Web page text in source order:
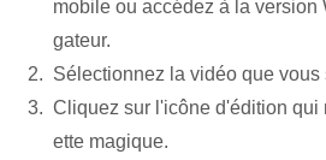
mobile ou accédez à la version
gateur.
Sélectionnez la vidéo que vous
Cliquez sur l'icône d'édition qui
ette magique.